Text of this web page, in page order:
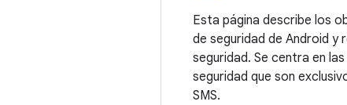
Esta página describe los
de seguridad de Android
seguridad. Se centra en
seguridad que son
SMS.